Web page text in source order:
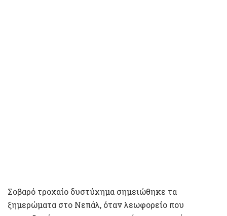
Σοβαρό τροχαίο δυστύχημα σημειώθηκε τα
ξημερώματα στο Νεπάλ, όταν λεωφορείο που